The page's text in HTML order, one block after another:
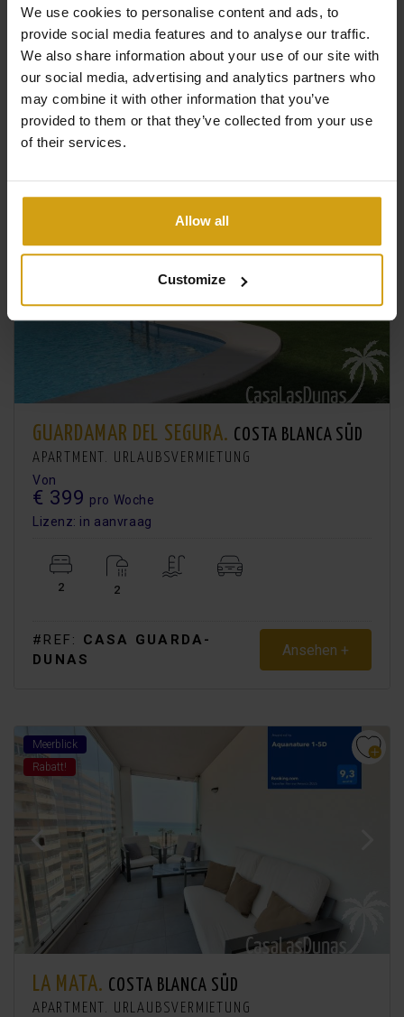
We use cookies to personalise content and ads, to
provide social media features and to analyse our traffic.
We also share information about your use of our site with
our social media, advertising and analytics partners who
may combine it with other information that you’ve
provided to them or that they’ve collected from your use
of their services.
Allow all
Customize
72m 2 2 2
#REF:AZAHAR Ansehen +
Verfügbar für eine Mietdauer ab 11 Tagen
GUARDAMAR DEL SEGURA. COSTA BLANCA SÜD
APARTMENT. URLAUBSVERMIETUNG
Von
€ 399 pro Woche
Lizenz: in aanvraag
2 2
#REF: CASA GUARDA-
DUNAS
Ansehen +
Meerblick
Rabatt!
LA MATA. COSTA BLANCA SÜD
APARTMENT. URLAUBSVERMIETUNG